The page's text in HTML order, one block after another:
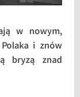
w nowym,
i znów
bryzą znad